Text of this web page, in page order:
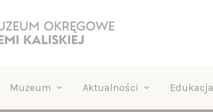
Muzeum Aktualności Edukacja